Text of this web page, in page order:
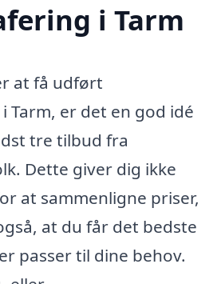
i Tarm
at få udført
er det en god idé
tre tilbud fra
Dette giver dig ikke
at sammenligne priser,
at du får det bedste
passer til dine behov.